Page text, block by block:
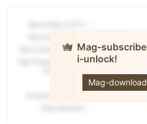
Mag-
i-unlock!
Mag-